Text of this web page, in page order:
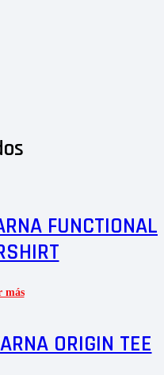
FUNCTIONAL
más
ORIGIN TEE